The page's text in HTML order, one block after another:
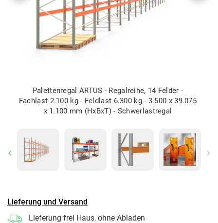
Palettenregal ARTUS - Regalreihe, 14 Felder -
Fachlast 2.100 kg - Feldlast 6.300 kg - 3.500 x 39.075
x 1.100 mm (HxBxT) - Schwerlastregal
Previous
Lieferung und Versand
Lieferung frei Haus, ohne Abladen